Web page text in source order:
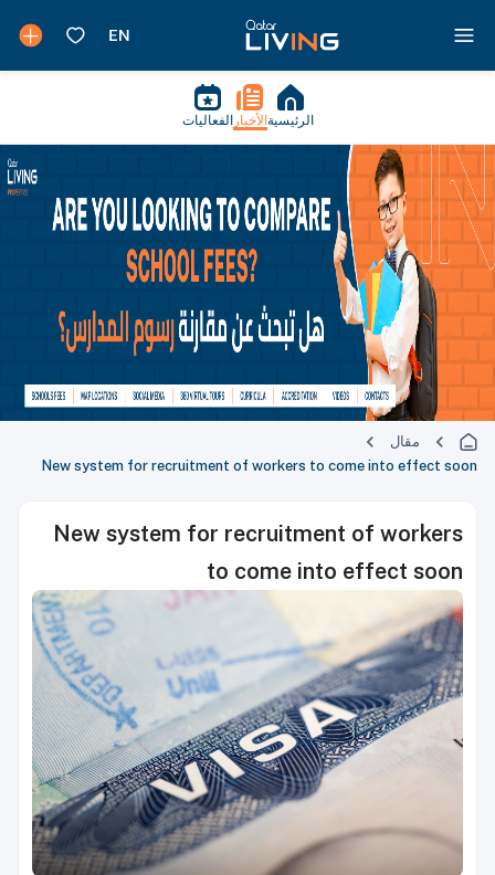
الرئيسية الأخبار الفعاليات
مقال
New system for recruitment of workers to come into effect soon
New system for recruitment of workers
to come into effect soon